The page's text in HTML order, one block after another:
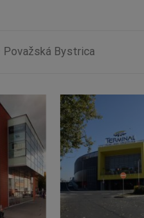
Považská Bystrica